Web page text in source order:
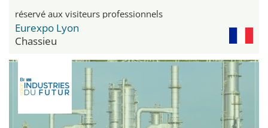
réservé aux visiteurs professionnels
Eurexpo Lyon
Chassieu